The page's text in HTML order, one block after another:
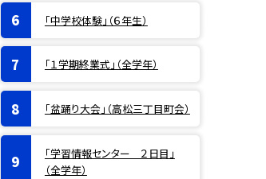
「中学校体験」（６年生）
「１学期終業式」（全学年）
「盆踊り大会」（高松三丁目町会）
「学習情報センター ２日目」
（全学年）